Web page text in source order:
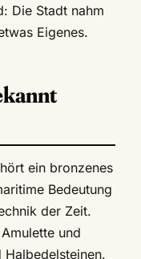
Die Stadt nahm
Eigenes.
ein bronzenes
Bedeutung
der Zeit.
und